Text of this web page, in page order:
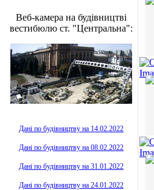
Веб-камера на будівництві
вестибюлю ст. "Центральна":
Дані по будівництву на 14.02.2022
Дані по будівництву на 08.02.2022
Дані по будівництву на 31.01.2022
Дані по будівництву на 24.01.2022